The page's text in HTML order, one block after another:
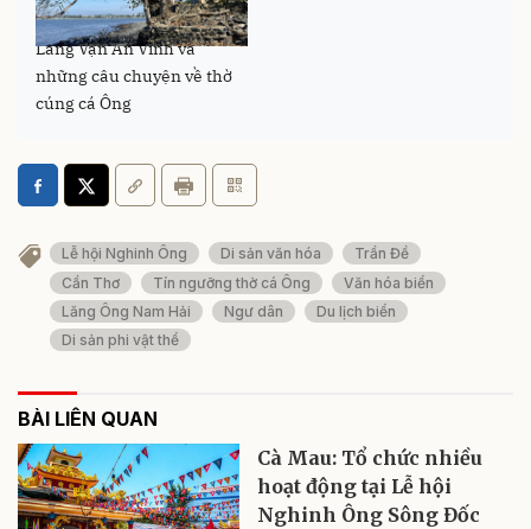
Lăng Vạn An Vĩnh và
những câu chuyện về thờ
cúng cá Ông
Lễ hội Nghinh Ông Di sản văn hóa
Trần Đề
Cần Thơ
Tín ngưỡng thờ cá Ông
Văn hóa biển
Lăng Ông Nam Hải
Ngư dân
Du lịch biển
Di sản phi vật thể
BÀI LIÊN QUAN
Cà Mau: Tổ chức nhiều
hoạt động tại Lễ hội
Nghinh Ông Sông Đốc